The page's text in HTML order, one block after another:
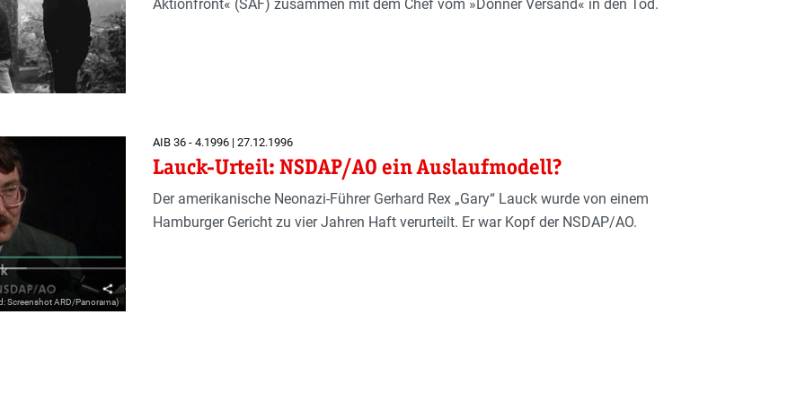
Aktionfront« (SAF) zusammen mit dem Chef vom »Donner Versand« in den Tod.
Screenshot ARD/Panorama)
AIB 36 - 4.1996 | 27.12.1996
Lauck-Urteil: NSDAP/AO ein Auslaufmodell?
Der amerikanische Neonazi-Führer Gerhard Rex „Gary“ Lauck wurde von einem
Hamburger Gericht zu vier Jahren Haft verurteilt. Er war Kopf der NSDAP/AO.